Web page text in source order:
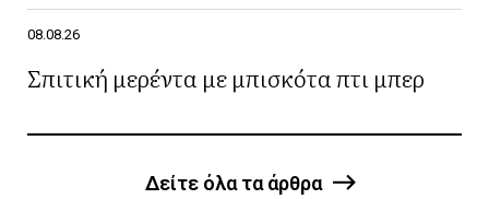
08.08.26
Σπιτική μερέντα με μπισκότα πτι μπερ
Δείτε όλα τα άρθρα